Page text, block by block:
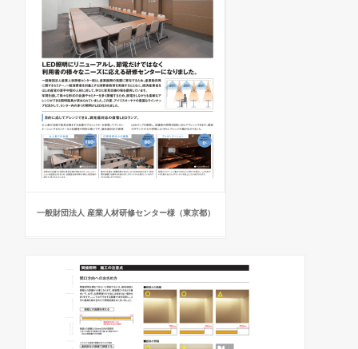
一般財団法人 産業人材研修センター様（東京都）